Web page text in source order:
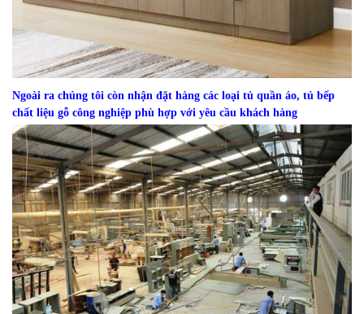
Ngoài ra chúng tôi còn nhận đặt hàng các loại tủ quần áo, tủ bếp
chất liệu gỗ công nghiệp phù hợp với yêu cầu khách hàng